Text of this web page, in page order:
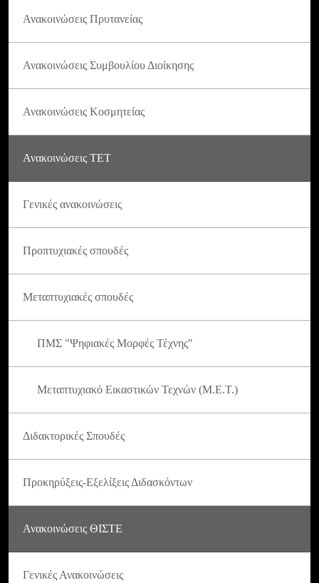
Ανακοινώσεις Πρυτανείας
Ανακοινώσεις Συμβουλίου Διοίκησης
Ανακοινώσεις Κοσμητείας
Ανακοινώσεις ΤΕΤ
Γενικές ανακοινώσεις
Προπτυχιακές σπουδές
Μεταπτυχιακές σπουδές
ΠΜΣ "Ψηφιακές Μορφές Τέχνης"
Μεταπτυχιακό Εικαστικών Τεχνών (Μ.Ε.Τ.)
Διδακτορικές Σπουδές
Προκηρύξεις-Εξελίξεις Διδασκόντων
Ανακοινώσεις ΘΙΣΤΕ
Γενικές Ανακοινώσεις